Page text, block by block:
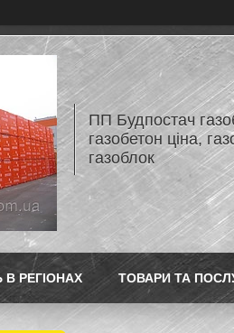
ПП Будпостач
газобетон ціна,
газоблок
В РЕГІОНАХ ТОВАРИ ТА